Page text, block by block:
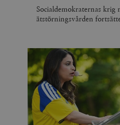
Socialdemokraternas krig
ätstörningsvården